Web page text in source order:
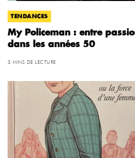
TENDANCES
My Policeman : entre
dans les années 50
3 MINS DE LECTURE